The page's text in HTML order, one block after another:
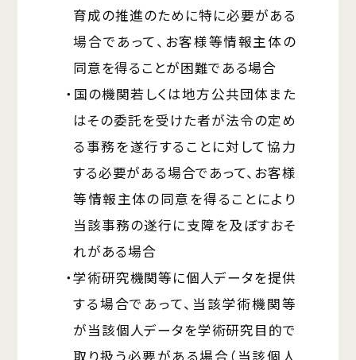
育成の推進のために特に必要がある
場合であって、お客様等情報主体の
同意を得ることが困難である場合
・国の機関若しくは地方公共団体また
はその委託を受けた者が法令の定め
る事務を遂行することに対して協力
する必要がある場合であって、お客様
等情報主体の同意を得ることにより
当該事務の遂行に支障を及ぼすおそ
れがある場合
・学術研究機関等に個人データを提供
する場合であって、当該学術機関等
が当該個人データを学術研究目的で